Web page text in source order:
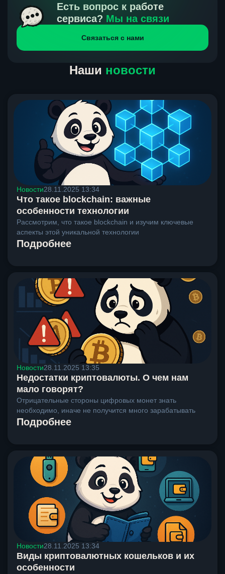
получения нами средств от тебя, а на другой части
направлений курс, указанный на сайте, является
окончательным. Если сомневаешься, напиши в онлайн-
чат на сайте, мы поможем разобраться.
Есть вопрос к работе
сервиса? Мы на связи
Связаться с нами
Наши новости
Новости28.11.2025 13:34
Что такое blockchain: важные
особенности технологии
Рассмотрим, что такое blockchain и изучим ключевые
аспекты этой уникальной технологии
Подробнее
Новости28.11.2025 13:35
Недостатки криптовалюты. О чем нам
мало говорят?
Отрицательные стороны цифровых монет знать
необходимо, иначе не получится много зарабатывать
Подробнее
Новости28.11.2025 13:34
Виды криптовалютных кошельков и их
особенности